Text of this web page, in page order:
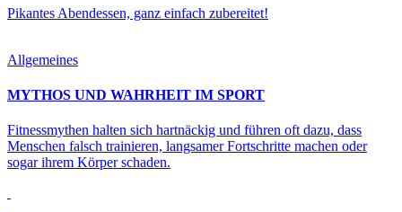
Pikantes Abendessen, ganz einfach zubereitet!
Allgemeines
MYTHOS UND WAHRHEIT IM SPORT
Fitnessmythen halten sich hartnäckig und führen oft dazu, dass
Menschen falsch trainieren, langsamer Fortschritte machen oder
sogar ihrem Körper schaden.